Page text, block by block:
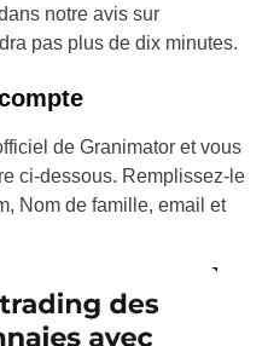
notre avis sur
pas plus de dix minutes.
de Granimator et vous
ci-dessous. Remplissez-le
Nom de famille, email et